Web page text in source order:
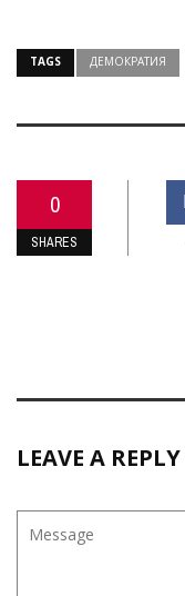
TAGS ДЕМОКРАТИЯ
0
SHARES
LEAVE A REPLY